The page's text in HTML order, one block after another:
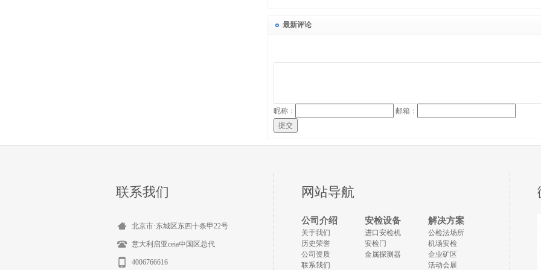
最新评论
昵称：
邮箱：
提交
联系我们
北京市·东城区东四十条甲22号
意大利启亚ceia中国区总代
4006766616
网站导航
公司介绍
关于我们
历史荣誉
公司资质
联系我们
安检设备
进口安检机
安检门
金属探测器
解决方案
公检法场所
机场安检
企业矿区
活动会展